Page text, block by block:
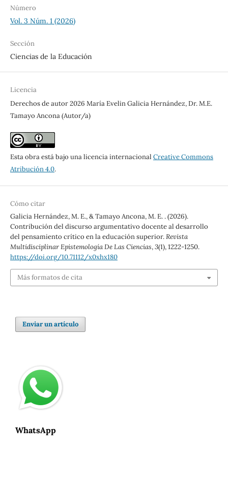
Número
Vol. 3 Núm. 1 (2026)
Sección
Ciencias de la Educación
Licencia
Derechos de autor 2026 María Evelin Galicia Hernández, Dr. M.E.
Tamayo Ancona (Autor/a)
Esta obra está bajo una licencia internacional Creative Commons
Atribución 4.0.
Cómo citar
Galicia Hernández, M. E., & Tamayo Ancona, M. E. . (2026).
Contribución del discurso argumentativo docente al desarrollo
del pensamiento crítico en la educación superior.Revista
Multidisciplinar Epistemología De Las Ciencias,3(1), 1222-1250.
https://doi.org/10.71112/x0xhx180
Más formatos de cita
Enviar un artículo
WhatsApp